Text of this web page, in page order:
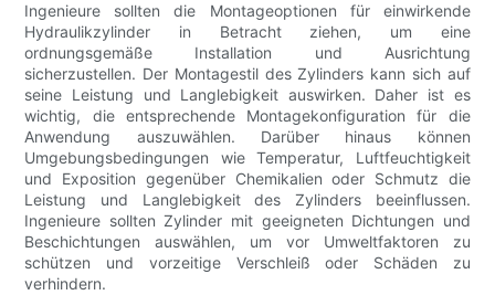
Ingenieure sollten die Montageoptionen für einwirkende
Hydraulikzylinder in Betracht ziehen, um eine
ordnungsgemäße Installation und Ausrichtung
sicherzustellen. Der Montagestil des Zylinders kann sich auf
seine Leistung und Langlebigkeit auswirken. Daher ist es
wichtig, die entsprechende Montagekonfiguration für die
Anwendung auszuwählen. Darüber hinaus können
Umgebungsbedingungen wie Temperatur, Luftfeuchtigkeit
und Exposition gegenüber Chemikalien oder Schmutz die
Leistung und Langlebigkeit des Zylinders beeinflussen.
Ingenieure sollten Zylinder mit geeigneten Dichtungen und
Beschichtungen auswählen, um vor Umweltfaktoren zu
schützen und vorzeitige Verschleiß oder Schäden zu
verhindern.